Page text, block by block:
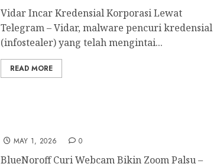
Vidar Incar Kredensial Korporasi Lewat
Telegram – Vidar, malware pencuri kredensial
(infostealer) yang telah mengintai...
READ MORE
MAY 1, 2026 0
BlueNoroff Curi Webcam Bikin Zoom Palsu –